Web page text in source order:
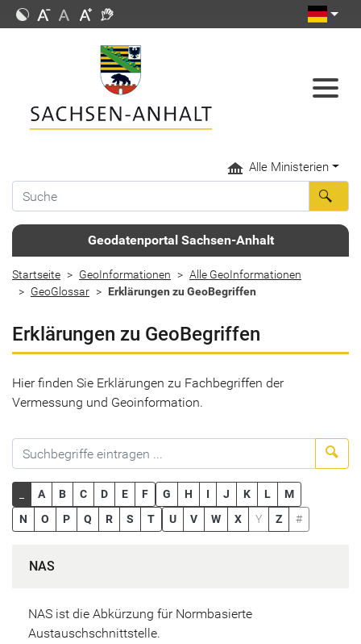
Alle Ministerien
Geodatenportal Sachsen-Anhalt
Startseite GeoInformationen
Alle GeoInformationen
GeoGlossar
Erklärungen zu GeoBegriffen
Erklärungen zu GeoBegriffen
Hier finden Sie Erklärungen zu Fachbegriffen der
Vermessung und Geoinformation.
A B C D E F G H I J K L
M
N
O P Q R S T U V W X Y Z #
NAS
NAS ist die Abkürzung für Normbasierte
Austauschschnittstelle.